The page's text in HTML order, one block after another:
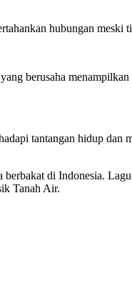
hubungan meski
berusaha
tantangan hidup dan
di Indonesia.
Tanah Air.